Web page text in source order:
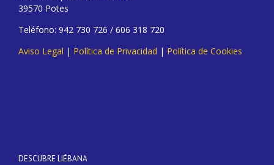
39570 Potes
Teléfono: 942 730 726 / 606 318 720
Aviso Legal | Política de Privacidad | Política de Cookies
DESCUBRE LIÉBANA